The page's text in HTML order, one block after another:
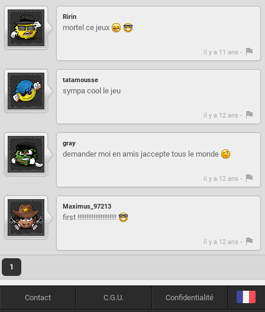
Ririn
mortel ce jeux
il y a 11 ans -
tatamousse
sympa cool le jeu
il y a 12 ans -
gray
demander moi en amis jaccepte tous le monde
il y a 12 ans -
Maximus_97213
first !!!!!!!!!!!!!!!!!!!!!!
il y a 12 ans -
1
Contact C.G.U. Confidentialité